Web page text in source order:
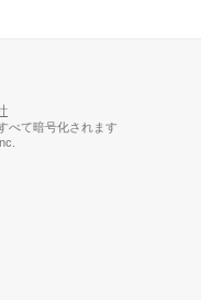
べて暗号化されます